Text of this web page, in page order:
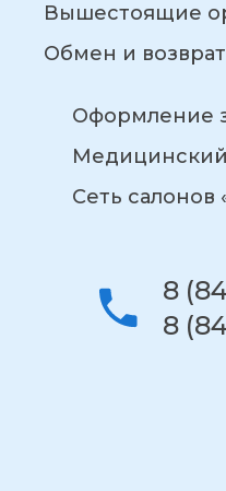
Вышестоящие
Обмен и возврат
Оформление
Медицинский
Сеть салонов
8
8